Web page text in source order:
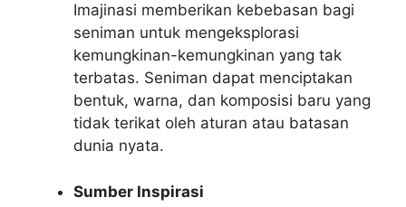
Imajinasi memberikan kebebasan bagi
seniman untuk mengeksplorasi
kemungkinan-kemungkinan yang tak
terbatas. Seniman dapat menciptakan
bentuk, warna, dan komposisi baru yang
tidak terikat oleh aturan atau batasan
dunia nyata.
Sumber Inspirasi